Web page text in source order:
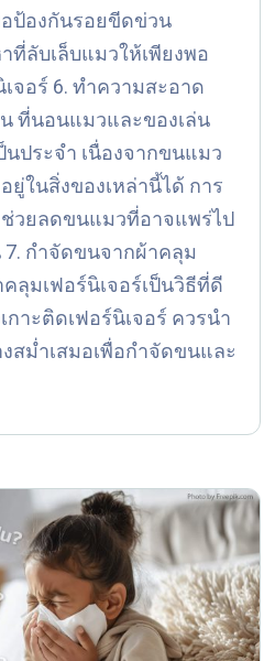
อป้องกันรอยขีดข่วน
ที่ลับเล็บแมวให้เพียงพอ
จอร์ 6. ทำความสะอาด
ที่นอนแมวและของเล่น
ประจำ เนื่องจากขนแมว
ในสิ่งของเหล่านี้ได้ การ
วยลดขนแมวที่อาจแพร่ไป
7. กำจัดขนจากผ้าคลุม
ลุมเฟอร์นิเจอร์เป็นวิธีที่ดี
าะติดเฟอร์นิเจอร์ ควรนำ
สม่ำเสมอเพื่อกำจัดขนและ